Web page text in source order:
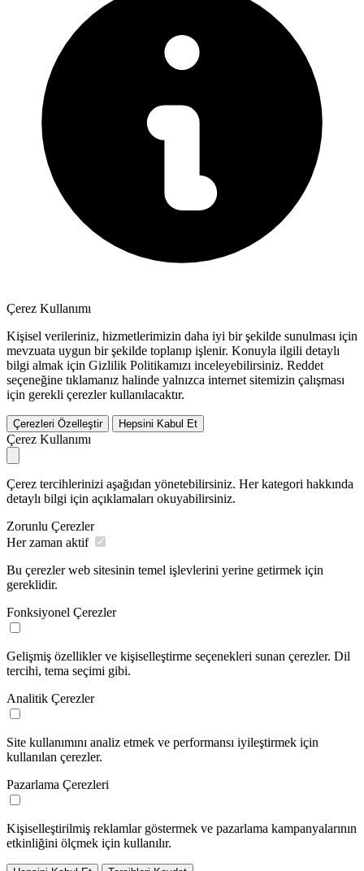
Çerez Kullanımı
Kişisel verileriniz, hizmetlerimizin daha iyi bir şekilde sunulması için
mevzuata uygun bir şekilde toplanıp işlenir. Konuyla ilgili detaylı
bilgi almak için Gizlilik Politikamızı inceleyebilirsiniz. Reddet
seçeneğine tıklamanız halinde yalnızca internet sitemizin çalışması
için gerekli çerezler kullanılacaktır.
Çerezleri Özelleştir Hepsini Kabul Et
Çerez Kullanımı
Çerez tercihlerinizi aşağıdan yönetebilirsiniz. Her kategori hakkında
detaylı bilgi için açıklamaları okuyabilirsiniz.
Zorunlu Çerezler
Her zaman aktif
Bu çerezler web sitesinin temel işlevlerini yerine getirmek için
gereklidir.
Fonksiyonel Çerezler
Gelişmiş özellikler ve kişiselleştirme seçenekleri sunan çerezler. Dil
tercihi, tema seçimi gibi.
Analitik Çerezler
Site kullanımını analiz etmek ve performansı iyileştirmek için
kullanılan çerezler.
Pazarlama Çerezleri
Kişiselleştirilmiş reklamlar göstermek ve pazarlama kampanyalarının
etkinliğini ölçmek için kullanılır.